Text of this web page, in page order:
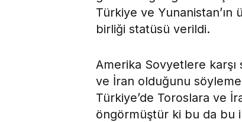
Türkiye ve Yunanistan’ın
birliği statüsü verildi.
Amerika Sovyetlere karşı
ve İran olduğunu
Türkiye’de Toroslara ve
öngörmüştür ki bu da bu